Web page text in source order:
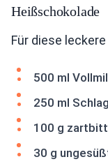
Heißschokolade
Für diese
500 ml
250 ml
100 g
30 g